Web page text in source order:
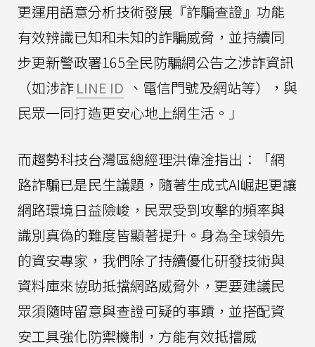
更運用語意分析技術發展『詐騙查證』功能
有效辨識已知和未知的詐騙威脅，並持續同
步更新警政署165全民防騙網公告之涉詐資訊
（如涉詐LINE ID 、電信門號及網站等），與
民眾一同打造更安心地上網生活。」
而趨勢科技台灣區總經理洪偉淦指出：「網
路詐騙已是民生議題，隨著生成式AI崛起更讓
網路環境日益險峻，民眾受到攻擊的頻率與
識別真偽的難度皆顯著提升。身為全球領先
的資安專家，我們除了持續優化研發技術與
資料庫來協助抵擋網路威脅外，更要建議民
眾須隨時留意與查證可疑的事蹟，並搭配資
安工具強化防禦機制，方能有效抵擋威